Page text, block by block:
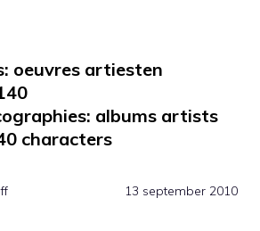
oeuvres artiesten
albums artists
characters
13 september 2010